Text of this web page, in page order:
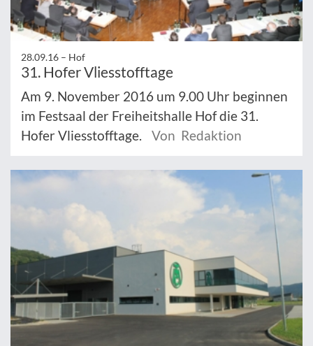
28.09.16 – Hof
31. Hofer Vliesstofftage
Am 9. November 2016 um 9.00 Uhr beginnen
im Festsaal der Freiheitshalle Hof die 31.
Hofer Vliesstofftage.
Von Redaktion